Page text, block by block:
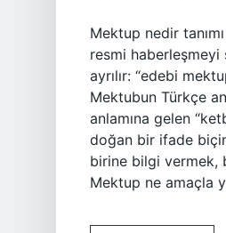
Mektup nedir
resmi
ayrılır: “edebi
Mektubun Türkçe
anlamına gelen
doğan bir ifade
birine bilgi vermek,
Mektup ne amaçla